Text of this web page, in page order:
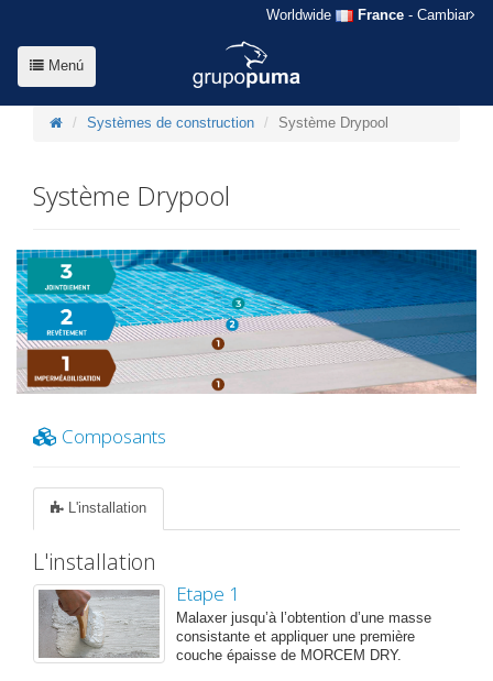
Worldwide France - Cambiar
Menú
Systèmes de construction Système Drypool
Système Drypool
Composants
L'installation
L'installation
Etape 1
Malaxer jusqu’à l’obtention d’une masse
consistante et appliquer une première
couche épaisse de MORCEM DRY.